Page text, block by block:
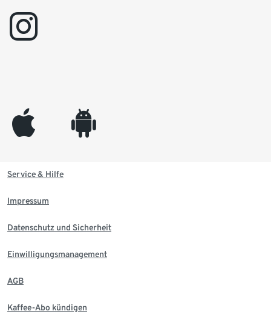
instagram
appleinc android
Service & Hilfe
Impressum
Datenschutz und Sicherheit
Einwilligungsmanagement
AGB
Kaffee-Abo kündigen